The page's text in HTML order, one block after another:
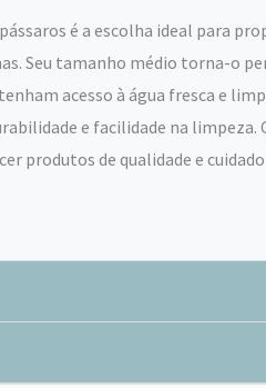
é a escolha ideal para
Seu tamanho médio torna-o
acesso à água fresca e
e facilidade na
produtos de qualidade e
durável e resistente